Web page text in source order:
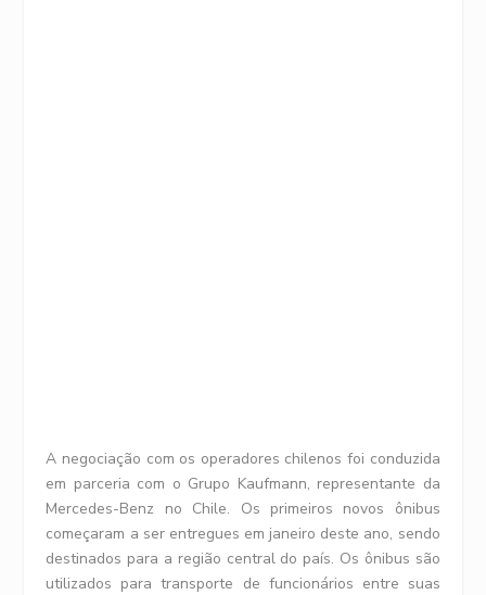
A negociação com os operadores chilenos foi conduzida
em parceria com o Grupo Kaufmann, representante da
Mercedes-Benz no Chile. Os primeiros novos ônibus
começaram a ser entregues em janeiro deste ano, sendo
destinados para a região central do país. Os ônibus são
utilizados para transporte de funcionários entre suas